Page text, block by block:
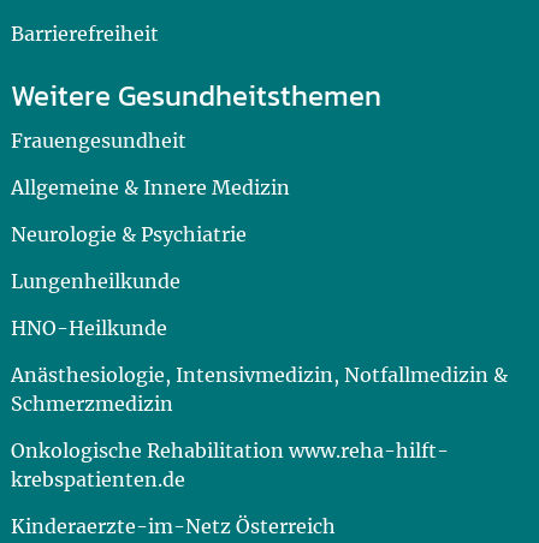
Barrierefreiheit
Weitere Gesundheitsthemen
Frauengesundheit
Allgemeine & Innere Medizin
Neurologie & Psychiatrie
Lungenheilkunde
HNO-Heilkunde
Anästhesiologie, Intensivmedizin, Notfallmedizin &
Schmerzmedizin
Onkologische Rehabilitation www.reha-hilft-
krebspatienten.de
Kinderaerzte-im-Netz Österreich